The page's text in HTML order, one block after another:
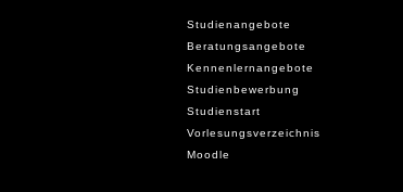
Studienangebote
Beratungsangebote
Kennenlernangebote
Studienbewerbung
Studienstart
Vorlesungsverzeichnis
Moodle